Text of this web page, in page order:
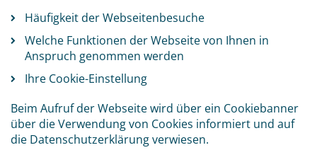
Häufigkeit der Webseitenbesuche
Welche Funktionen der Webseite von Ihnen in
Anspruch genommen werden
Ihre Cookie-Einstellung
Beim Aufruf der Webseite wird über ein Cookiebanner
über die Verwendung von Cookies informiert und auf
die Datenschutzerklärung verwiesen.